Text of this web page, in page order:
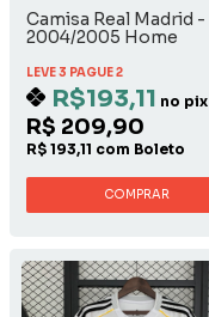
Camisa Real Madrid -
2004/2005 Home
LEVE 3 PAGUE 2
R$193,11 no pix
R$ 209,90
R$ 193,11 com Boleto
COMPRAR